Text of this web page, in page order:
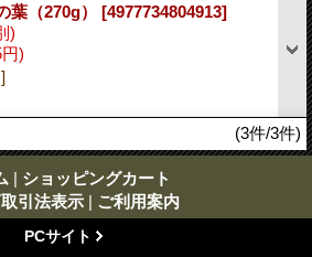
葉（270g） [4977734804913]
)
)
(3件/3件)
| ショッピングカート
引法表示 | ご利用案内
PCサイト